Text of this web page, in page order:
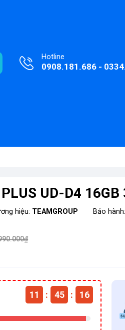
Hotline
0908.181.686 -
UD-D4 16GB
hiệu: TEAMGROUP Bảo hành:
11 : 45 : 15